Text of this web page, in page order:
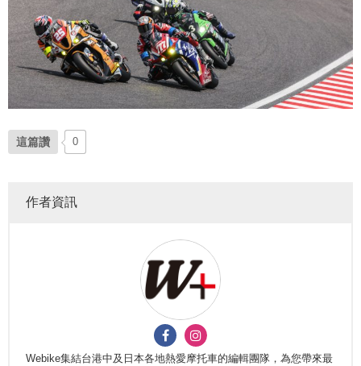
這篇讚 0
作者資訊
Webike集結台港中及日本各地熱愛摩托車的編輯團隊，為您帶來最